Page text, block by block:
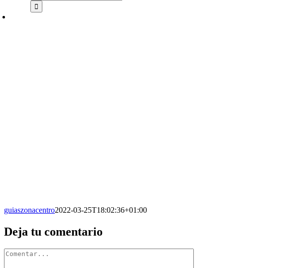
guiaszonacentro2022-03-25T18:02:36+01:00
Facebook
X
Reddit
LinkedIn
WhatsApp
Tumblr
Pinterest
Vk
Correo
electrónico
Deja tu comentario
Comentario